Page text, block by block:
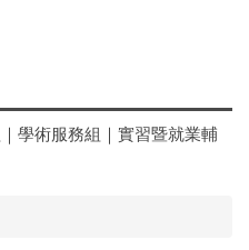
｜ 學術服務組 ｜ 實習暨就業輔